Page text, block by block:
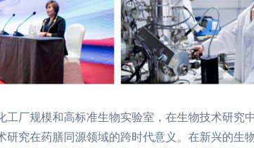
厂规模和高标准生物实验室，在生物技术研究
究在药膳同源领域的跨时代意义。在新兴的生